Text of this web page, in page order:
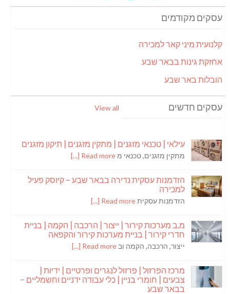
עסקים מקודמים
קלנועית מיני קאר למכירה
אחזקת גינות בבאר שבע
הובלות באר שבע
עסקים חדשים View all
עילאי | טכנאי מזגנים | מתקין מזגנים | תיקון מזגנים
מתקין מזגנים, טכנאי מRead more [...]
הזדמנות עסקית נדירה בבאר שבע – קיוסק פעיל
למכירה
הזדמנות עסקיתRead more [...]
מ.ב מערכות קירור | ייצור | הרכבה | הקמה | בניית
חדרי קירור | בניית מערכות קירור והקפאה
ייצור, הרכבה, הקמה וב Read more [...]
מרכז הפרזול | פרזול לנגרים ופרטיים | ידיות |
צבעים | חומרי בניין | כלי עבודה ידניים וחשמליים –
בבאר שבע